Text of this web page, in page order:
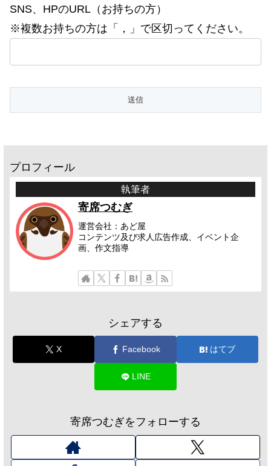
SNS、HPのURL（お持ちの方）
※複数お持ちの方は「，」で区切ってください。
プロフィール
執筆者
寄席つむぎ
運営会社：あど屋
コンテンツ及び求人広告作成、イベント企
画、作文指導
シェアする
X Facebook はてブ
LINE
寄席つむぎをフォローする